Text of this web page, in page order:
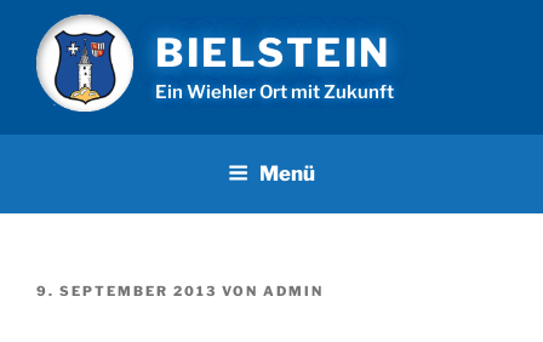
Inhalt
springen
BIELSTEIN
Ein Wiehler Ort mit Zukunft
Menü
VERÖFFENTLICHT
9. SEPTEMBER 2013 VON ADMIN